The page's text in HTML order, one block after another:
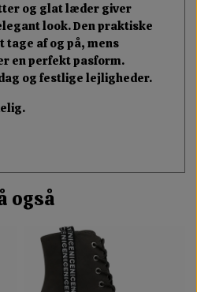
og glat læder giver
look. Den praktiske
tage af og på, mens
en perfekt pasform.
og festlige lejligheder.
også